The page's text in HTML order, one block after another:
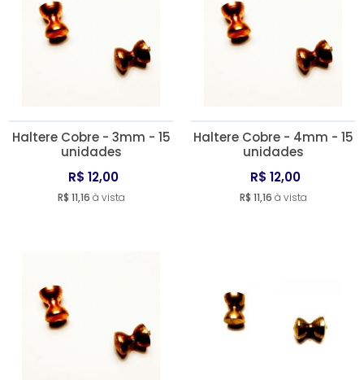
Haltere Cobre - 3mm - 15
unidades
R$ 12,00
R$ 11,16 à vista
Haltere Cobre - 4mm - 15
unidades
R$ 12,00
R$ 11,16 à vista